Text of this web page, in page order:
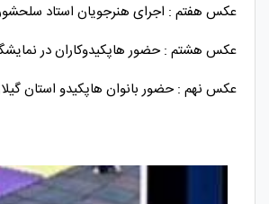
عکس هفتم : اجرای هنرجویان استاد سلحشوری
عکس هشتم : حضور هاپکیدوکاران در
عکس نهم : حضور بانوان هاپکیدو استان